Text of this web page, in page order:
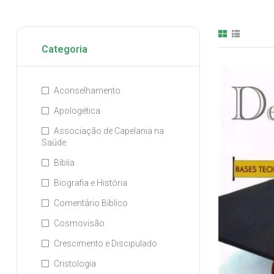
Categoria
Aconselhamento
Apologética
Associação de Capelania na
Saúde
Bíblia
Biografia e História
Comentário Bíblico
Cosmovisão
Crescimento e Discipulado
Cristologia